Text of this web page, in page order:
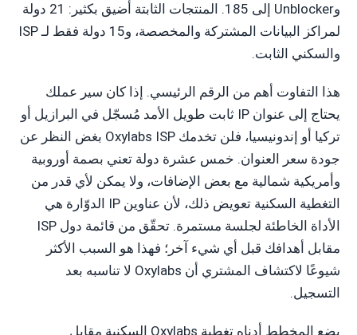
وUnblocker إلى 185. المنتجات الثابتة أضيق بكثير: 21 دولة
لمراكز البيانات المشتركة والمخصصة، و15 دولة فقط لـ ISP
والسكني الثابت.
هذا التفاوت أهم من الرقم الرئيسي. إذا كان سير عملك
يحتاج إلى عنوان IP ثابت طويل الأمد مُسجّل في البرازيل أو
تركيا أو إندونيسيا، فلن تخدمك Oxylabs ISP بغض النظر عن
جودة سعر العنوان. خمس عشرة دولة تعني بصمة أوروبية
وأمريكية شمالية مع بعض الإضافات، ولا يمكن لأي قدر من
التغطية السكنية تعويض ذلك، لأن عناوين IP الدوّارة هي
الأداة الخاطئة لجلسة مستمرة. تحقّق من قائمة دول ISP
مقابل أهدافك قبل أي شيء آخر؛ فهذا هو السبب الأكثر
شيوعًا لاكتشاف المشتري أن Oxylabs لا تناسبه بعد
التسجيل.
يضع المخطط أدناه تغطية Oxylabs السكنية مقابل